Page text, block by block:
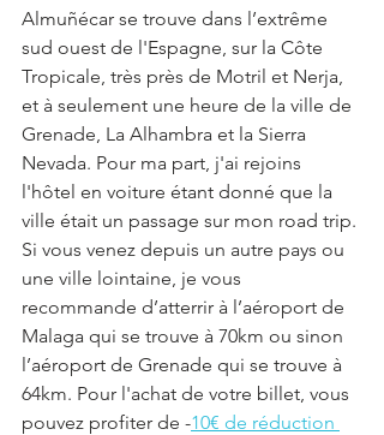
Almuñécar se trouve dans l’extrême
sud ouest de l'Espagne, sur la Côte
Tropicale, très près de Motril et Nerja,
et à seulement une heure de la ville de
Grenade, La Alhambra et la Sierra
Nevada. Pour ma part, j'ai rejoins
l'hôtel en voiture étant donné que la
ville était un passage sur mon road trip.
Si vous venez depuis un autre pays ou
une ville lointaine, je vous
recommande d’atterrir à l’aéroport de
Malaga qui se trouve à 70km ou sinon
l’aéroport de Grenade qui se trouve à
64km. Pour l'achat de votre billet, vous
pouvez profiter de -10€ de réduction